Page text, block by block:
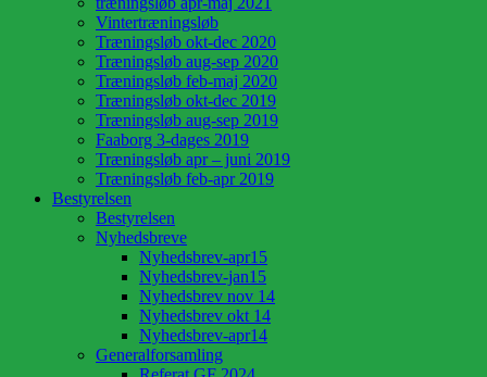
Vintertræningsløb
Træningsløb okt-dec 2020
Træningsløb aug-sep 2020
Træningsløb feb-maj 2020
Træningsløb okt-dec 2019
Træningsløb aug-sep 2019
Faaborg 3-dages 2019
Træningsløb apr – juni 2019
Træningsløb feb-apr 2019
Bestyrelsen
Bestyrelsen
Nyhedsbreve
Nyhedsbrev-apr15
Nyhedsbrev-jan15
Nyhedsbrev nov 14
Nyhedsbrev okt 14
Nyhedsbrev-apr14
Generalforsamling